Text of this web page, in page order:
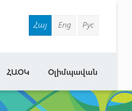
Հայ Eng Рус
Օլիմպավան
ՀԱՕԿ